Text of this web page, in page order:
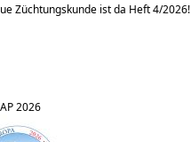
Züchtungskunde ist da Heft 4/2026!
2026